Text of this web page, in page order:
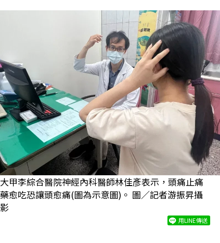
大甲李綜合醫院神經內科醫師林佳彥表示，頭痛止痛
藥愈吃恐讓頭愈痛(圖為示意圖)。 圖／記者游振昇攝
影
用LINE傳送